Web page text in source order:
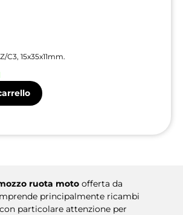
15x35x11mm.
ruota moto offerta da
principalmente ricambi
particolare attenzione per